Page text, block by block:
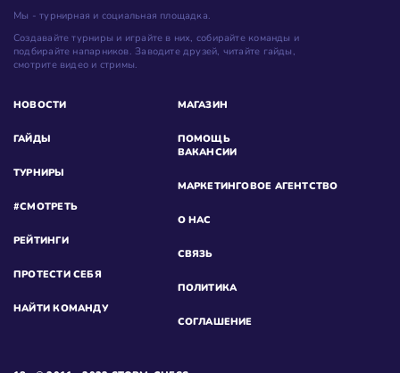
Мы - турнирная и социальная площадка.
Создавайте турниры и играйте в них, собирайте команды и
подбирайте напарников. Заводите друзей, читайте гайды,
смотрите видео и стримы.
НОВОСТИ
ГАЙДЫ
ТУРНИРЫ
#СМОТРЕТЬ
РЕЙТИНГИ
ПРОТЕСТИ СЕБЯ
НАЙТИ КОМАНДУ
МАГАЗИН
ПОМОЩЬ
ВАКАНСИИ
МАРКЕТИНГОВОЕ АГЕНТСТВО
О НАС
СВЯЗЬ
ПОЛИТИКА
СОГЛАШЕНИЕ